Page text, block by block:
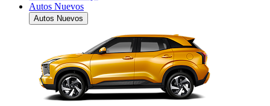
Autos Nuevos
Autos Nuevos